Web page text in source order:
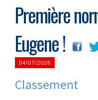
Première
Eugene !
04/07/2026
Classement